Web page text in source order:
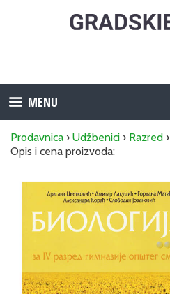
MENU
Prodavnica › Udžbenici › Razred ›
Opis i cena proizvoda: